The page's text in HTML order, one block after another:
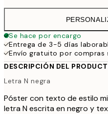
Se hace por encargo
Entrega de 3-5 días
Envío gratuito por compras
DESCRIPCIÓN DEL
Letra N negra
Póster con texto de estilo
letra N escrita en negro y